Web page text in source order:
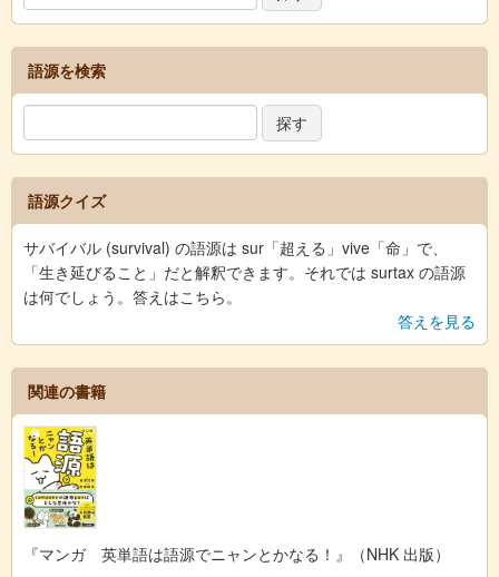
語源を検索
語源クイズ
サバイバル (survival) の語源は sur「超える」vive「命」で、
「生き延びること」だと解釈できます。それでは surtax の語源
は何でしょう。答えはこちら。
答えを見る
関連の書籍
『マンガ 英単語は語源でニャンとかなる！』（NHK 出版）